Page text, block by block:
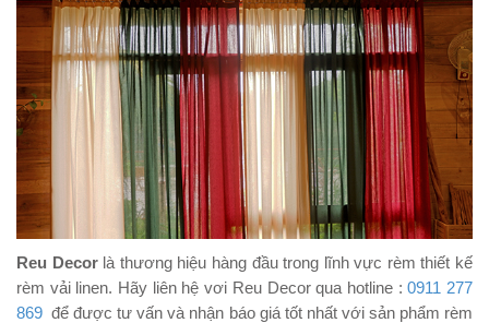
Reu Decorlà thương hiệu hàng đầu trong lĩnh vực rèm thiết kế
rèm vải linen. Hãy liên hệ vơi Reu Decor qua hotline :0911 277
869 để được tư vấn và nhận báo giá tốt nhất với sản phẩm rèm